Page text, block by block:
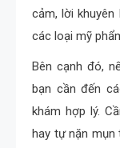
cảm, lời
các loại mỹ
Bên cạnh đó,
bạn cần đến
khám hợp lý.
hay tự nặn mụn